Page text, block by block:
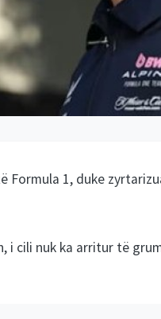
Formula 1, duke
i cili nuk ka arritur të